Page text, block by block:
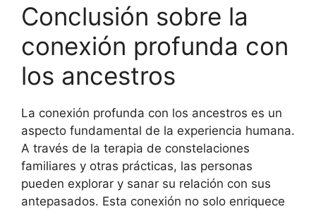
Conclusión sobre la
conexión profunda con
los ancestros
La conexión profunda con los ancestros es un
aspecto fundamental de la experiencia humana.
A través de la terapia de constelaciones
familiares y otras prácticas, las personas
pueden explorar y sanar su relación con sus
antepasados. Esta conexión no solo enriquece